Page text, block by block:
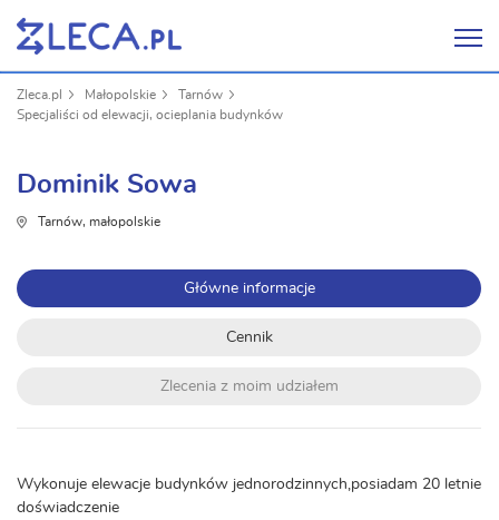
Zleca.pl Małopolskie
Tarnów
Specjaliści od elewacji, ocieplania budynków
Dominik Sowa
Tarnów, małopolskie
Główne informacje
Cennik
Zlecenia z moim udziałem
Wykonuje elewacje budynków jednorodzinnych,posiadam 20 letnie
doświadczenie